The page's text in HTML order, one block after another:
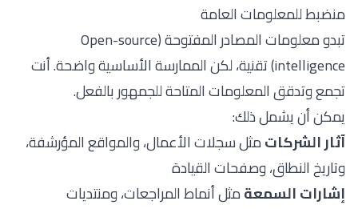
منضبط للمعلومات العامة
تبدو معلومات المصادر المفتوحة (Open-source
intelligence) تقنية، لكن الممارسة الأساسية واضحة. أنت
تجمع وتدقق المعلومات المتاحة للجمهور بالفعل.
يمكن أن يشمل ذلك:
آثار الشركاتمثل سجلات الأعمال، والمواقع المؤرشفة،
وتاريخ النطاق، وصفحات القيادة
إشارات السمعةمثل أنماط المراجعات، ومنتديات